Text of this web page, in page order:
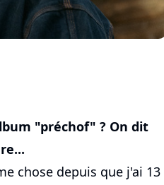
"préchof" ? On dit
chose depuis que j'ai 13